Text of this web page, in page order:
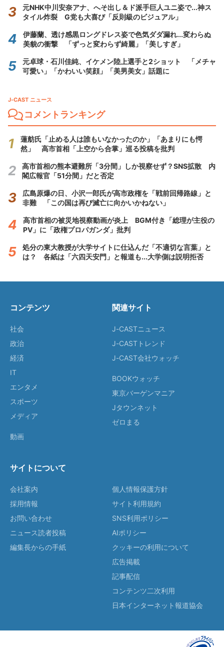
元NHK中川安奈アナ、へそ出し＆ド派手巨人ユニ姿で...神ス
タイル炸裂 G党も大喜び「反則級のビジュアル」
伊藤蘭、透け感黒ロングドレス姿で色気ダダ漏れ...変わらぬ
美貌の衝撃 「ずっと変わらず綺麗」「美しすぎ」
元卓球・石川佳純、イケメン陸上選手と2ショット 「メチャ
可愛い」「かわいい笑顔」「美男美女」話題に
J-CAST ニュース
コメントランキング
蓮舫氏「止める人は誰もいなかったのか」「あまりにも愕
然」 高市首相「上空から合掌」巡る投稿を批判
高市首相の熊本避難所「3分間」しか視察せず？SNS拡散 内
閣広報官「51分間」だと否定
広島原爆の日、小沢一郎氏が高市政権を「戦前回帰路線」と
非難 「この国は再び滅亡に向かいかねない」
高市首相の被災地視察動画が炎上 BGM付き「総理が主役の
PV」に「政権プロパガンダ」批判
処分の東大教授が大学サイトに仕込んだ「不適切な言葉」と
は？ 各紙は「六四天安門」と報道も...大学側は説明拒否
コンテンツ
社会
政治
経済
IT
エンタメ
スポーツ
メディア
動画
関連サイト
J-CASTニュース
J-CASTトレンド
J-CAST会社ウォッチ
BOOKウォッチ
東京バーゲンマニア
Jタウンネット
ゼロまる
サイトについて
会社案内
採用情報
お問い合わせ
ニュース読者投稿
編集長からの手紙
個人情報保護方針
サイト利用規約
SNS利用ポリシー
AIポリシー
クッキーの利用について
広告掲載
記事配信
コンテンツ二次利用
日本インターネット報道協会